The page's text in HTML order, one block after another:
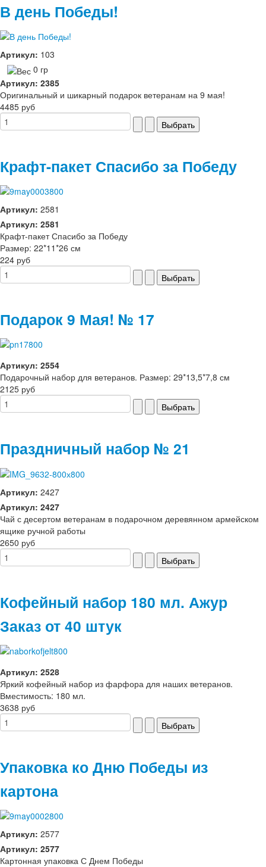
В день Победы!
Артикул: 103
0 гр
Артикул: 2385
Оригинальный и шикарный подарок ветеранам на 9 мая!
4485 руб
Крафт-пакет Спасибо за Победу
Артикул: 2581
Артикул: 2581
Крафт-пакет Спасибо за Победу
Размер: 22*11*26 см
224 руб
Подарок 9 Мая! № 17
Артикул: 2554
Подарочный набор для ветеранов. Размер: 29*13,5*7,8 см
2125 руб
Праздничный набор № 21
Артикул: 2427
Артикул: 2427
Чай с десертом ветеранам в подарочном деревянном армейском
ящике ручной работы
2650 руб
Кофейный набор 180 мл. Ажур
Заказ от 40 штук
Артикул: 2528
Яркий кофейный набор из фарфора для наших ветеранов.
Вместимость: 180 мл.
3638 руб
Упаковка ко Дню Победы из
картона
Артикул: 2577
Артикул: 2577
Картонная упаковка С Днем Победы